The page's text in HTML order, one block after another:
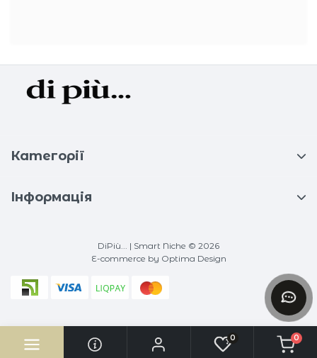
0 0
Категорії
Інформація
DiPiù... | Smart Niche © 2026
E-commerce by Optima Design